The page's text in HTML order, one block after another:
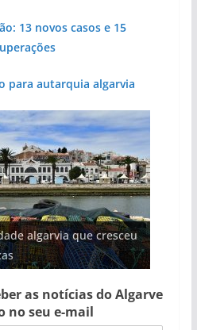
13 novos casos e 15
para autarquia algarvia
algarvia que cresceu
cada. Nova rota
no Algarve
emblemáticas do
vida (com vídeo)
de 108
construção de dois
areia de praias e põem
(com vídeo)
as notícias do Algarve
no seu e-mail